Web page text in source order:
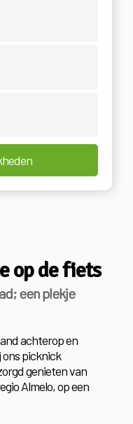
op de fiets
een plekje
achterop en
picknick
genieten van
Almelo, op een